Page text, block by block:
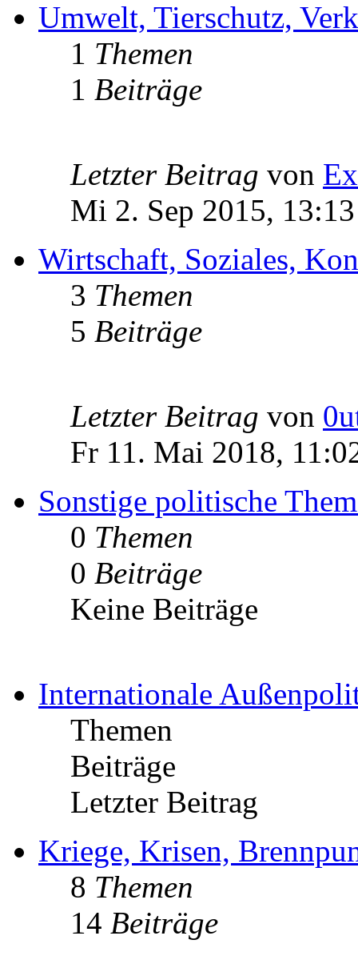
Umwelt, Tierschutz,
1 Themen
1 Beiträge
Letzter Beitrag von
Mi 2. Sep 2015, 13:13
Wirtschaft, Soziales,
3 Themen
5 Beiträge
Letzter Beitrag von
Fr 11. Mai 2018,
Sonstige politische
0 Themen
0 Beiträge
Keine Beiträge
Internationale
Themen
Beiträge
Letzter Beitrag
Kriege, Krisen,
8 Themen
14 Beiträge